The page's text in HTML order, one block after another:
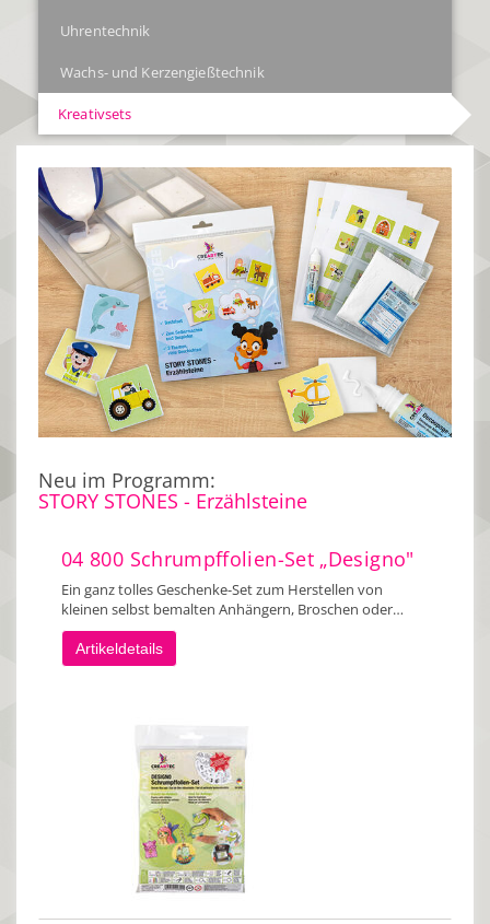
Uhrentechnik
Wachs- und Kerzengießtechnik
Kreativsets
Neu im Programm:
STORY STONES - Erzählsteine
04 800 Schrumpffolien-Set „Designo"
Ein ganz tolles Geschenke-Set zum Herstellen von
kleinen selbst bemalten Anhängern, Broschen oder…
Artikeldetails